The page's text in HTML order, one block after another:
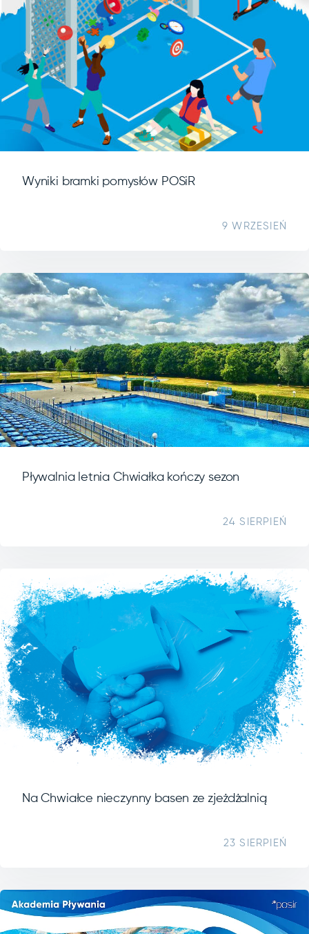
Wyniki bramki pomysłów POSiR
9 WRZESIEŃ
Pływalnia letnia Chwiałka kończy sezon
24 SIERPIEŃ
Na Chwiałce nieczynny basen ze zjeżdżalnią
23 SIERPIEŃ